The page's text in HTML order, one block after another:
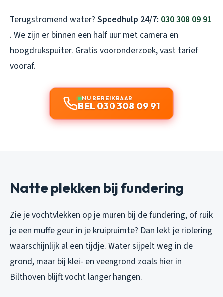
Terugstromend water? Spoedhulp 24/7: 030 308 09 91
. We zijn er binnen een half uur met camera en
hoogdrukspuiter. Gratis vooronderzoek, vast tarief
vooraf.
NU BEREIKBAAR
BEL 030 308 09 91
Natte plekken bij fundering
Zie je vochtvlekken op je muren bij de fundering, of ruik
je een muffe geur in je kruipruimte? Dan lekt je riolering
waarschijnlijk al een tijdje. Water sijpelt weg in de
grond, maar bij klei- en veengrond zoals hier in
Bilthoven blijft vocht langer hangen.